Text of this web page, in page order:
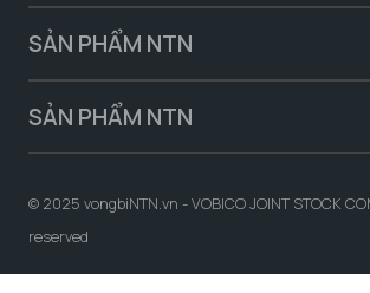
SẢN PHẨM NTN
SẢN PHẨM NTN
© 2025 vongbiNTN.vn - VOBICO JOINT STOCK
reserved